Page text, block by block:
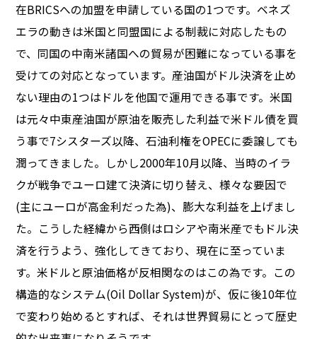
在BRICSへの加盟を申請している国の1つです。ベネズ
エラの動きは米国と同盟国による制裁に対応したもの
で、同国の中南米諸国への貿易が困難になっている事を
受けての対応となっています。産油国がドル決済を止め
ない理由の1つはドルを他国で運用できる事です。米国
は元々中東産油国が原油を販売した利益で米ドル債を買
う事で7シスターズ以降、石油利権をOPECに委譲しても
潤ってきました。しかし2000年10月以降、当時のイラ
クが戦争でユーロ建て決済に切り替え、様々な要因で
(主にユーロが高金利だった為)、膨大な利益を上げまし
た。こうした経緯から西側はロシアや南米産でもドル決
済を行うよう、強化してきており、現在に至っていま
す。米ドルと原油価格が反相関なのはこの為です。この
構造的なシステム(Oil Dollar System)が、仮に後10年位
で変わり始めるとすれば、それは世界貿易にとって歴史